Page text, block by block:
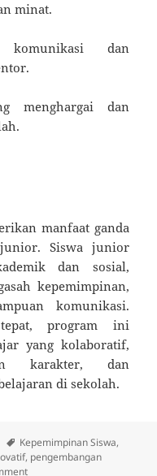
minat.
komunikasi dan
menghargai dan
manfaat ganda
Siswa junior
dan sosial,
kepemimpinan,
komunikasi.
program ini
yang kolaboratif,
karakter, dan
di sekolah.
Tags
Kepemimpinan Siswa,
, pengembangan
on Program Siswa Mentor: